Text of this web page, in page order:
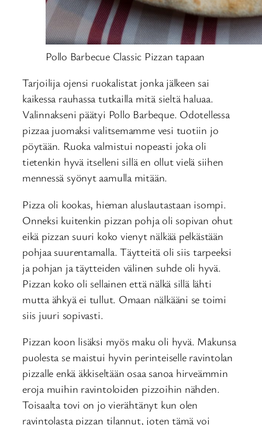
Pollo Barbecue Classic Pizzan tapaan
Tarjoilija ojensi ruokalistat jonka jälkeen sai
kaikessa rauhassa tutkailla mitä sieltä haluaa.
Valinnakseni päätyi Pollo Barbeque. Odotellessa
pizzaa juomaksi valitsemamme vesi tuotiin jo
pöytään. Ruoka valmistui nopeasti joka oli
tietenkin hyvä itselleni sillä en ollut vielä siihen
mennessä syönyt aamulla mitään.
Pizza oli kookas, hieman aluslautastaan isompi.
Onneksi kuitenkin pizzan pohja oli sopivan ohut
eikä pizzan suuri koko vienyt nälkää pelkästään
pohjaa suurentamalla. Täytteitä oli siis tarpeeksi
ja pohjan ja täytteiden välinen suhde oli hyvä.
Pizzan koko oli sellainen että nälkä sillä lähti
mutta ähkyä ei tullut. Omaan nälkääni se toimi
siis juuri sopivasti.
Pizzan koon lisäksi myös maku oli hyvä. Makunsa
puolesta se maistui hyvin perinteiselle ravintolan
pizzalle enkä äkkiseltään osaa sanoa hirveämmin
eroja muihin ravintoloiden pizzoihin nähden.
Toisaalta tovi on jo vierähtänyt kun olen
ravintolasta pizzan tilannut, joten tämä voi